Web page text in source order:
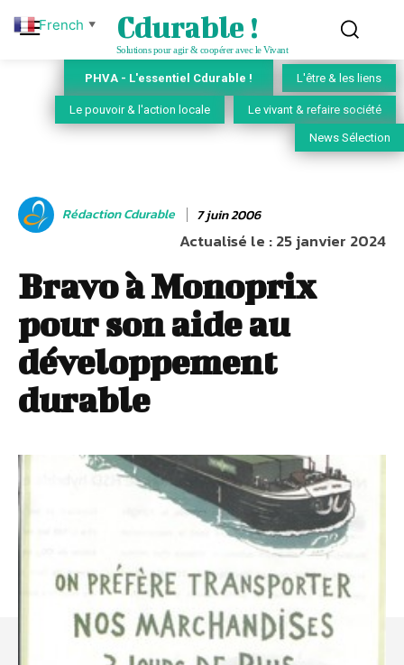
Cdurable !
Solutions pour agir & coopérer avec le Vivant
PHVA - L'essentiel Cdurable ! L'être & les liens
Le pouvoir & l'action locale Le vivant & refaire société
News Sélection
Rédaction Cdurable 7 juin 2006
Actualisé le :25 janvier 2024
Bravo à Monoprix
pour son aide au
développement
durable
French ▼